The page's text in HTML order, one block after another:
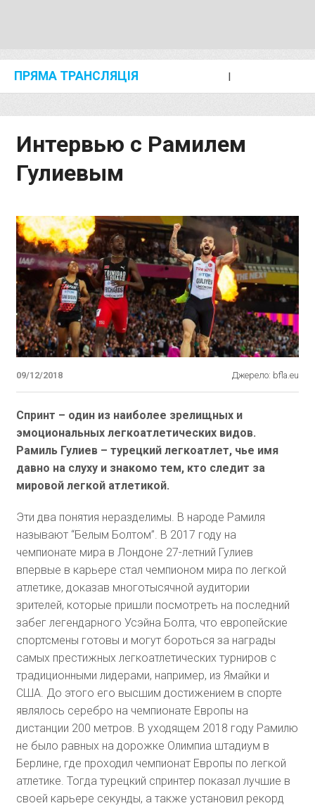
ПРЯМА ТРАНСЛЯЦІЯ I
Интервью с Рамилем
Гулиевым
09/12/2018 Джерело: bfla.eu
Спринт – один из наиболее зрелищных и
эмоциональных легкоатлетических видов.
Рамиль Гулиев – турецкий легкоатлет, чье имя
давно на слуху и знакомо тем, кто следит за
мировой легкой атлетикой.
Эти два понятия неразделимы. В народе Рамиля
называют “Белым Болтом”. В 2017 году на
чемпионате мира в Лондоне 27-летний Гулиев
впервые в карьере стал чемпионом мира по легкой
атлетике, доказав многотысячной аудитории
зрителей, которые пришли посмотреть на последний
забег легендарного Усэйна Болта, что европейские
спортсмены готовы и могут бороться за награды
самых престижных легкоатлетических турниров с
традиционными лидерами, например, из Ямайки и
США. До этого его высшим достижением в спорте
являлось серебро на чемпионате Европы на
дистанции 200 метров. В уходящем 2018 году Рамилю
не было равных на дорожке Олимпиа штадиум в
Берлине, где проходил чемпионат Европы по легкой
атлетике. Тогда турецкий спринтер показал лучшие в
своей карьере секунды, а также установил рекорд